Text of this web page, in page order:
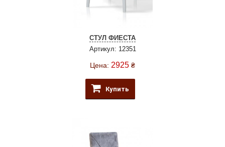
СТУЛ ФИЕСТА
Артикул: 12351
Цена: 2925 ₴
Купить